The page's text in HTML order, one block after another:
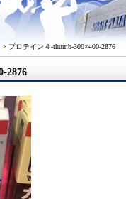
> プロテイン４-thumb-300×400-2876
2876